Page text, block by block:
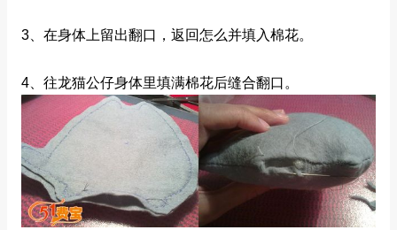
3、在身体上留出翻口，返回怎么并填入棉花。
4、往龙猫公仔身体里填满棉花后缝合翻口。